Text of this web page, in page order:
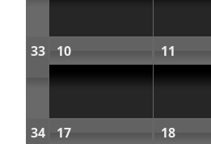
33 10 11
34 17 18